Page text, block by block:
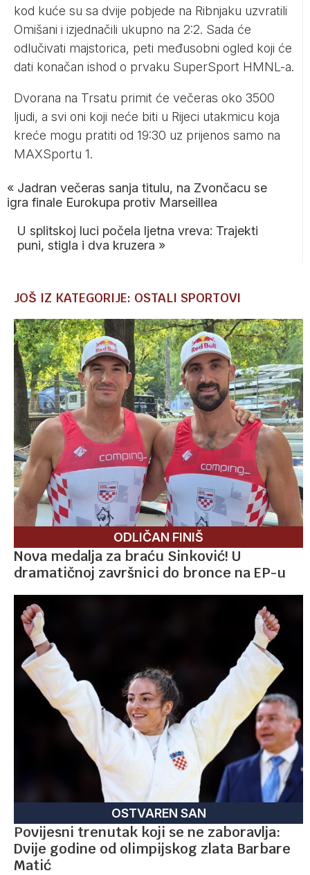
kod kuće su sa dvije pobjede na Ribnjaku uzvratili
Omišani i izjednačili ukupno na 2:2. Sada će
odlučivati majstorica, peti međusobni ogled koji će
dati konačan ishod o prvaku SuperSport HMNL-a.
Dvorana na Trsatu primit će večeras oko 3500
ljudi, a svi oni koji neće biti u Rijeci utakmicu koja
kreće mogu pratiti od 19:30 uz prijenos samo na
MAXSportu 1.
« Jadran večeras sanja titulu, na Zvončacu se
igra finale Eurokupa protiv Marseillea
U splitskoj luci počela ljetna vreva: Trajekti
puni, stigla i dva kruzera »
JOŠ IZ KATEGORIJE: OSTALI SPORTOVI
ODLIČAN FINIŠ
Nova medalja za braću Sinković! U
dramatičnoj završnici do bronce na EP-u
OSTVAREN SAN
Povijesni trenutak koji se ne zaboravlja:
Dvije godine od olimpijskog zlata Barbare
Matić